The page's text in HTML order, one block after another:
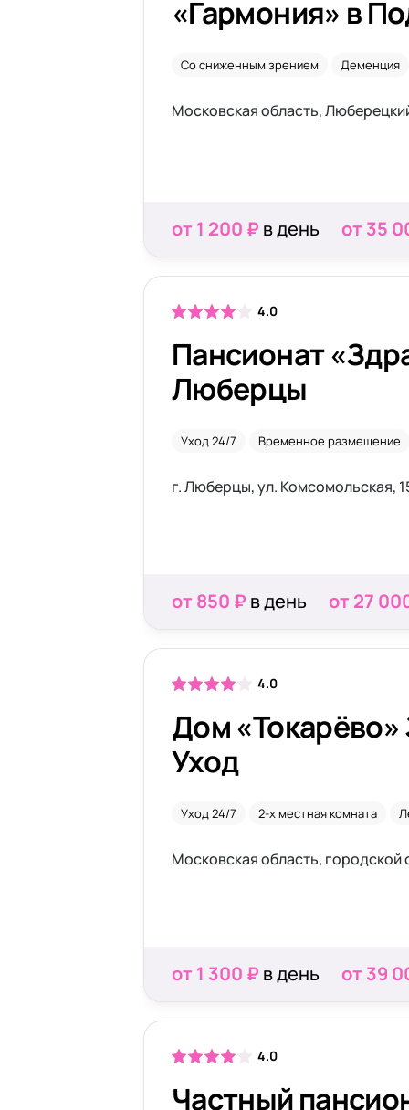
«Гармония» в
Со сниженным зрением Деменция
от 1 200 ₽ в день от 35
4.0
Пансионат
Люберцы
Уход 24/7 Временное размещение
г. Люберцы, ул. Комсомольская,
от 850 ₽ в день от 27
4.0
Дом «Токарёво»
Уход
Уход 24/7 2-х местная комната
от 1 300 ₽ в день от 39
4.0
Частный